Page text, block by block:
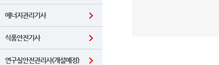
에너지관리기사
식품안전기사
연구실안전관리사(개설예정)